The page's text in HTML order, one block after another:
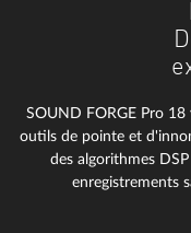
SOUND FORGE Pro
outils de pointe et
des algorithmes
enregistrements